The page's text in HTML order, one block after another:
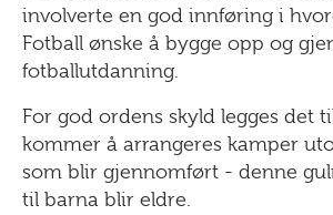
involverte en god innføring i
Fotball ønske å bygge opp og
fotballutdanning.
For god ordens skyld legges det
kommer å arrangeres kamper
som blir gjennomført - denne
til barna blir eldre.